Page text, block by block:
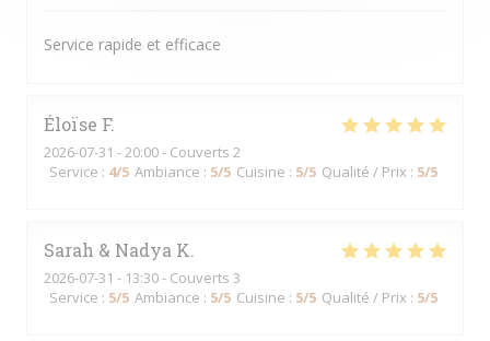
Service rapide et efficace
Éloïse F
2026-07-31 - 20:00 - Couverts 2
Service : 4/5 Ambiance : 5/5 Cuisine : 5/5 Qualité / Prix : 5/5
Sarah & Nadya K
2026-07-31 - 13:30 - Couverts 3
Service : 5/5 Ambiance : 5/5 Cuisine : 5/5 Qualité / Prix : 5/5